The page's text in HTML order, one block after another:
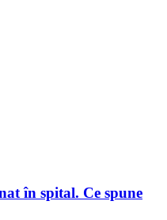
în spital. Ce spune